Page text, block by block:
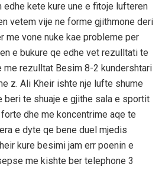
edhe kete kure une e fitoje lufteren
vetem vije ne forme gjithmone deri
me vone nuke kae probleme per
e bukure qe edhe vet rezulltati te
rezulltat Besim 8-2 kundershtari
z. Ali Kheir ishte nje lufte shume
beri te shuaje e gjithe sala e sportit
dhe me koncentrime aqe te
e dyte qe bene duel mjedis
kure besimi jam err poenin e
me kishte ber telephone 3